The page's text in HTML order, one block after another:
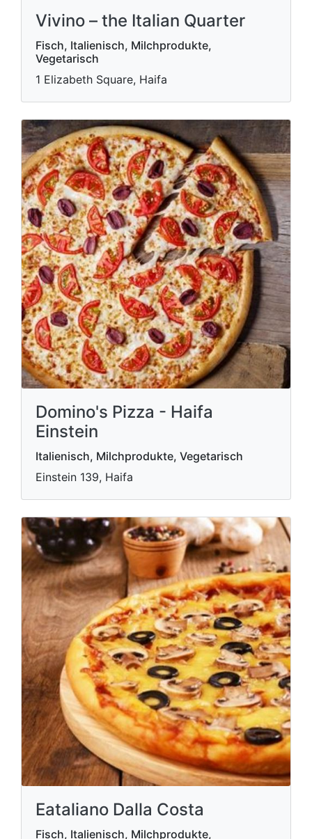
Vivino – the Italian Quarter
Fisch, Italienisch, Milchprodukte,
Vegetarisch
1 Elizabeth Square, Haifa
Domino's Pizza - Haifa
Einstein
Italienisch, Milchprodukte, Vegetarisch
Einstein 139, Haifa
Eataliano Dalla Costa
Fisch, Italienisch, Milchprodukte,